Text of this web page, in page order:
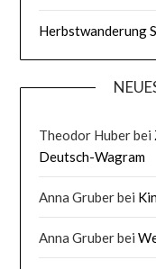
Herbstwanderung
Theodor Huberbei
Deutsch-Wagram
Anna Gruberbei
Anna Gruberbei